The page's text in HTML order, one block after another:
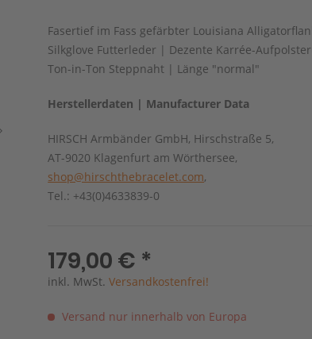
Fasertief im Fass gefärbter Louisiana
Silkglove Futterleder | Dezente Karrée-
Ton-in-Ton Steppnaht | Länge "normal"
Herstellerdaten | Manufacturer Data
HIRSCH Armbänder GmbH, Hirschstraße 5,
AT-9020 Klagenfurt am Wörthersee,
shop@hirschthebracelet.com,
Tel.: +43(0)4633839-0
179,00 € *
inkl. MwSt.Versandkostenfrei!
Versand nur innerhalb von Europa